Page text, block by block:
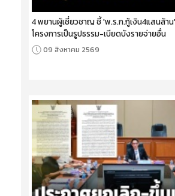
4 พยานผู้เชี่ยวชาญ ชี้ 'พ.ร.ก.กู้เงิน4แสนล้า
โครงการเป็นรูปธรรม-เบียดบังรายจ่ายอื่น
09 สิงหาคม 2569